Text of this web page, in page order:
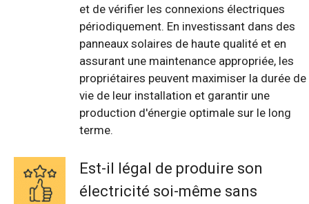
et de vérifier les connexions électriques
périodiquement. En investissant dans des
panneaux solaires de haute qualité et en
assurant une maintenance appropriée, les
propriétaires peuvent maximiser la durée de
vie de leur installation et garantir une
production d'énergie optimale sur le long
terme.
Est-il légal de produire son
électricité soi-même sans